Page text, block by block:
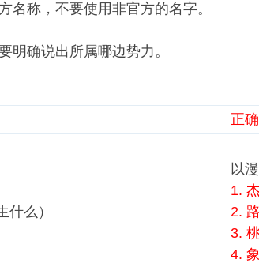
名称，不要使用非官方的名字。
明确说出所属哪边势力。
正
么）
以
1.
2.
3.
4.